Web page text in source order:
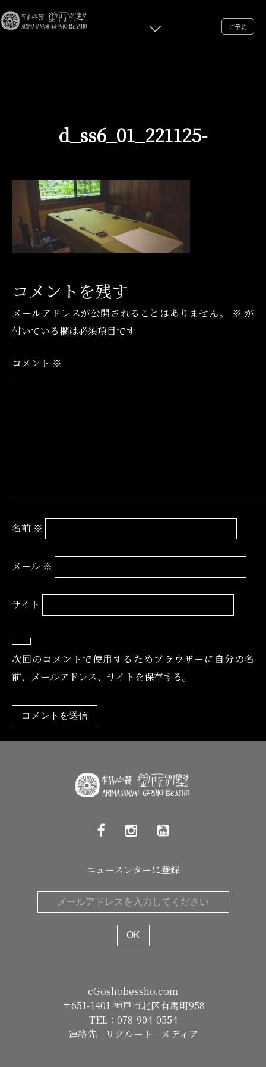
ご予約
d_ss6_01_221125-
コメントを残す
メールアドレスが公開されることはありません。 ※ が
付いている欄は必須項目です
コメント ※
名前 ※
メール ※
サイト
次回のコメントで使用するためブラウザーに自分の名
前、メールアドレス、サイトを保存する。
ニュースレターに登録
cGoshobessho.com
〒651-1401 神戸市北区有馬町958
TEL：078-904-0554
連絡先- リクルート - メディア